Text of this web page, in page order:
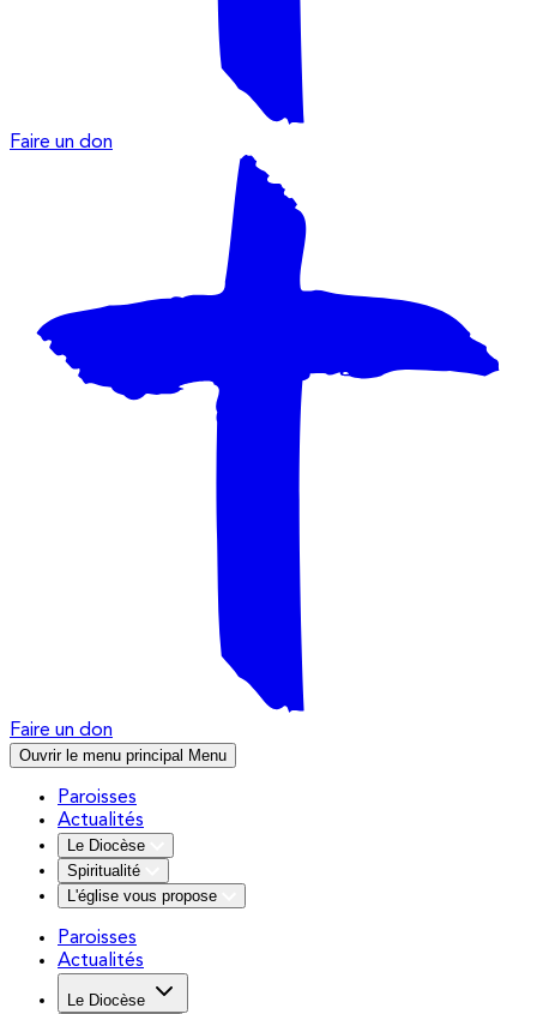
Faire un don
Faire un don
Ouvrir le menu principal Menu
Paroisses
Actualités
Le Diocèse
Spiritualité
L'église vous propose
Paroisses
Actualités
Le Diocèse